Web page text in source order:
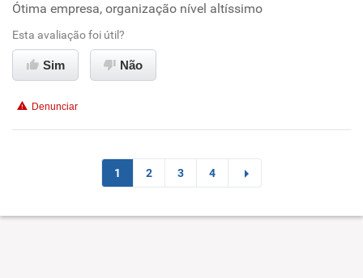
Recomenda a diretoria
Benefícios
Recomenda esta empresa
Oportunidade de promoção
Ambiente de trabalho
Benefícios
Recomenda esta empresa
Ótima empresa, organização nível altíssimo
Esta avaliação foi útil?
Sim Não
Denunciar
1 2 3 4